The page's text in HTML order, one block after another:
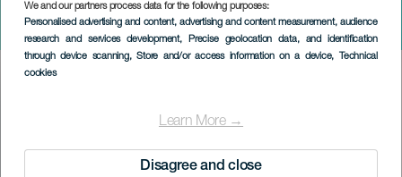
We and our partners process data for the following purposes:
Personalised advertising and content, advertising and content measurement, audience
research and services development, Precise geolocation data, and identification
through device scanning, Store and/or access information on a device, Technical
cookies
Learn More →
Disagree and close
musikfestivalen på
Kanarieöarna
Imagen